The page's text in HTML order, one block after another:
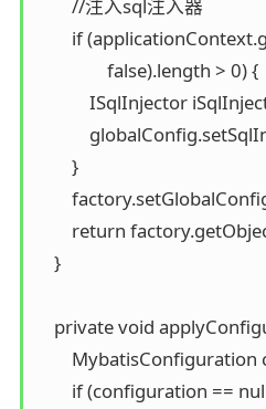
        //注入sql注入器
if
                false).length > 0) {
ISqlInjector
        }
return
    }
private void
if (configuration ==